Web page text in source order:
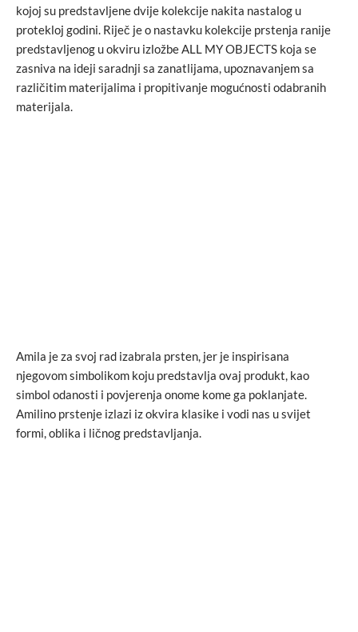
kojoj su predstavljene dvije kolekcije nakita nastalog u
protekloj godini. Riječ je o nastavku kolekcije prstenja ranije
predstavljenog u okviru izložbe ALL MY OBJECTS koja se
zasniva na ideji saradnji sa zanatlijama, upoznavanjem sa
različitim materijalima i propitivanje mogućnosti odabranih
materijala.
Amila je za svoj rad izabrala prsten, jer je inspirisana
njegovom simbolikom koju predstavlja ovaj produkt, kao
simbol odanosti i povjerenja onome kome ga poklanjate.
Amilino prstenje izlazi iz okvira klasike i vodi nas u svijet
formi, oblika i ličnog predstavljanja.